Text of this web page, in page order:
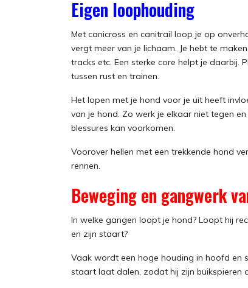
Eigen loophouding
Met canicross en canitrail loop je op
vergt meer van je lichaam. Je hebt te
tracks etc. Een sterke core helpt je daarbij.
tussen rust en trainen.
Het lopen met je hond voor je uit heeft
van je hond. Zo werk je elkaar niet tegen
blessures kan voorkomen.
Voorover hellen met een trekkende hond
rennen.
Beweging en gangwerk
In welke gangen loopt je hond? Loopt hij
en zijn staart?
Vaak wordt een hoge houding in hoofd en
staart laat dalen, zodat hij zijn buikspieren